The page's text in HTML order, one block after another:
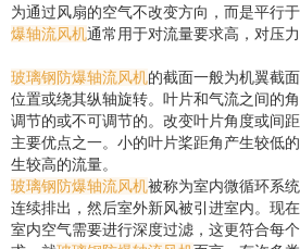
为通过风扇的空气不改变方向，而是平行于
爆轴流风机通常用于对流量要求高，对压力
玻璃钢防爆轴流风机的截面一般为机翼截
位置或绕其纵轴旋转。叶片和气流之间的
调节的或不可调节的。改变叶片角度或间
主要优点之一。小的叶片桨距角产生较低
生较高的流量。
玻璃钢防爆轴流风机被称为室内微循环系
连续排出，然后室外新风被引进室内。现
室内空气需要进行深度过滤，这更符合每